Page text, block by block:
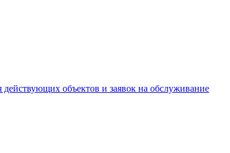
объектов и заявок на обслуживание